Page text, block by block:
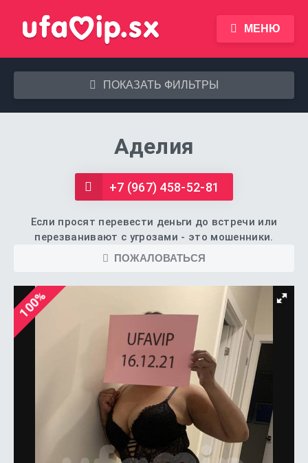
МЕНЮ
ПОКАЗАТЬ ФИЛЬТРЫ
Аделия
+7 (967) 458-52-81
Если просят перевести деньги до встречи или
перезванивают с угрозами - это мошенники.
ПОЖАЛОВАТЬСЯ
100%